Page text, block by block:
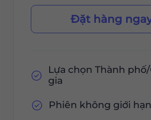
Đặt hàng
Lựa chọn Thành
gia
Phiên không giới hạn